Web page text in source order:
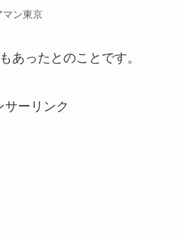
マン東京
あったとのことです。
サーリンク